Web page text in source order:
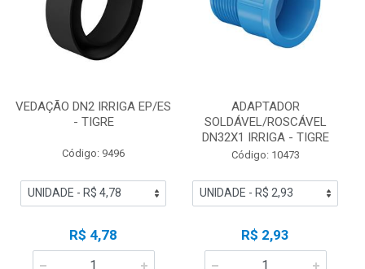
VEDAÇÃO DN2 IRRIGA EP/ES
- TIGRE
Código: 9496
R$ 4,78
ADAPTADOR
SOLDÁVEL/ROSCÁVEL
DN32X1 IRRIGA - TIGRE
Código: 10473
R$ 2,93